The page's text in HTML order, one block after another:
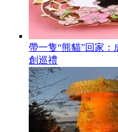
帶一隻“熊貓”回家
創巡禮